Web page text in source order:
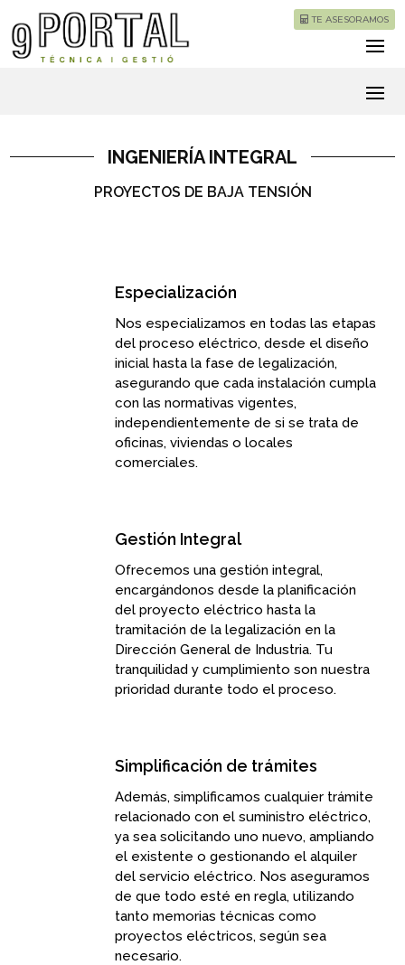
TE ASESORAMOS
INGENIERÍA INTEGRAL
PROYECTOS DE BAJA TENSIÓN
Especialización
Nos especializamos en todas las etapas
del proceso eléctrico, desde el diseño
inicial hasta la fase de legalización,
asegurando que cada instalación cumpla
con las normativas vigentes,
independientemente de si se trata de
oficinas, viviendas o locales
comerciales.
Gestión Integral
Ofrecemos una gestión integral,
encargándonos desde la planificación
del proyecto eléctrico hasta la
tramitación de la legalización en la
Dirección General de Industria. Tu
tranquilidad y cumplimiento son nuestra
prioridad durante todo el proceso.
Simplificación de trámites
Además, simplificamos cualquier trámite
relacionado con el suministro eléctrico,
ya sea solicitando uno nuevo, ampliando
el existente o gestionando el alquiler
del servicio eléctrico. Nos aseguramos
de que todo esté en regla, utilizando
tanto memorias técnicas como
proyectos eléctricos, según sea
necesario.